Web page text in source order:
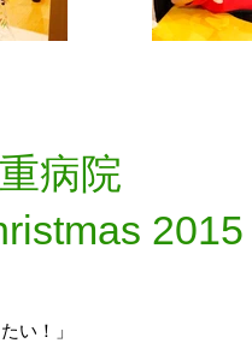
病院
2015
い！」